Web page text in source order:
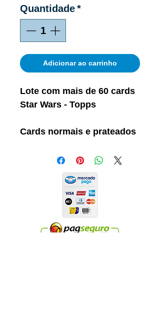
Quantidade*
Adicionar ao carrinho
Lote com mais de 60 cards
Star Wars - Topps
Cards normais e prateados